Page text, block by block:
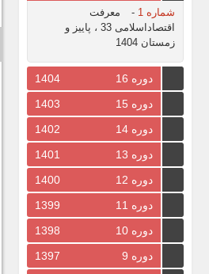
شماره 1 -
معرفت
اقتصاداسلامی 33 ، پاییز و
زمستان 1404
دوره 16
1404
دوره 15
1403
دوره 14
1402
دوره 13
1401
دوره 12
1400
دوره 11
1399
دوره 10
1398
دوره 9
1397